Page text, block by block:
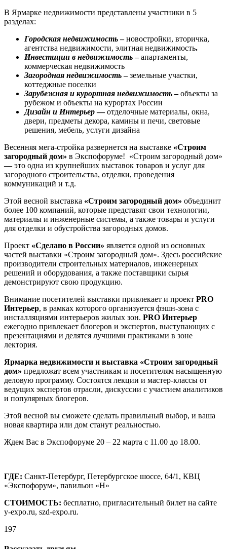
В Ярмарке недвижимости представлены участники в 5
разделах:
Городская недвижимость–новостройки, вторичка,
агентства недвижимости, элитная недвижимость.
Инвестиции в недвижимость–апартаменты,
коммерческая недвижимость
Загородная недвижимость–земельные участки,
коттеджные поселки
Зарубежная и курортная недвижимость–объекты за
рубежом и объекты на курортах России
Дизайн и Интерьер—отделочные материалы, окна,
двери, предметы декора, камины и печи, световые
решения, мебель, услуги дизайна
Весенняя мега-стройка развернется на выставке «Строим
загородный дом» в Экспофоруме! «Строим загородный дом»
—это одна из крупнейших выставок товаров и услуг для
загородного строительства, отделки, проведения
коммуникаций и т.д.
Этой весной выставка «Строим загородный дом» объединит
более 100 компаний, которые представят свои технологии,
материалы и инженерные системы, а также товары и услуги
для отделки и обустройства загородных домов.
Проект «Сделано в России» является одной из основных
частей выставки «Строим загородный дом». Здесь российские
производители строительных материалов, инженерных
решений и оборудования, а также поставщики сырья
демонстрируют свою продукцию.
Внимание посетителей выставки привлекает и проект PRO
Интерьер, в рамках которого организуется фэшн-зона с
инсталляциями интерьеров жилых зон. PRO Интерьер
ежегодно привлекает блогеров и экспертов, выступающих с
презентациями и делятся лучшими практиками в зоне
лектория.
Ярмарка недвижимости и выставка «Строим загородный
дом» предложат всем участникам и посетителям насыщенную
деловую программу. Состоятся лекции и мастер-классы от
ведущих экспертов отрасли, дискуссии с участием аналитиков
и популярных блогеров.
Этой весной вы сможете сделать правильный выбор, и ваша
новая квартира или дом станут реальностью.
Ждем Вас в Экспофоруме 20 – 22 марта c 11.00 до 18.00.
ГДЕ: Санкт-Петербург, Петербургское шоссе, 64/1, КВЦ
«Экспофорум», павильон «H»
СТОИМОСТЬ: бесплатно, пригласительный билет на сайте
y-expo.ru, szd-expo.ru.
197